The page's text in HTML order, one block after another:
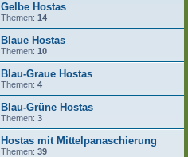
Gelbe Hostas
Themen: 14
Blaue Hostas
Themen: 10
Blau-Graue Hostas
Themen: 4
Blau-Grüne Hostas
Themen: 3
Hostas mit Mittelpanaschierung
Themen: 39